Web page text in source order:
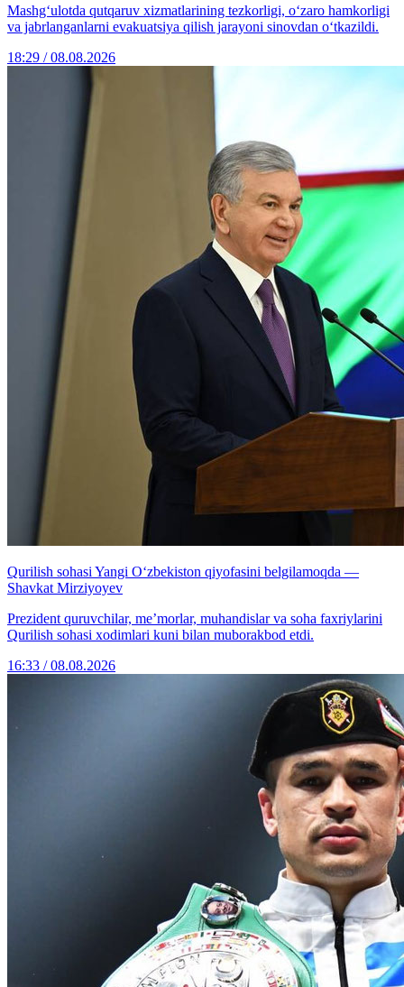
Mashg‘ulotda qutqaruv xizmatlarining tezkorligi, o‘zaro hamkorligi
va jabrlanganlarni evakuatsiya qilish jarayoni sinovdan o‘tkazildi.
18:29 / 08.08.2026
Qurilish sohasi Yangi O‘zbekiston qiyofasini belgilamoqda —
Shavkat Mirziyoyev
Prezident quruvchilar, me’morlar, muhandislar va soha faxriylarini
Qurilish sohasi xodimlari kuni bilan muborakbod etdi.
16:33 / 08.08.2026